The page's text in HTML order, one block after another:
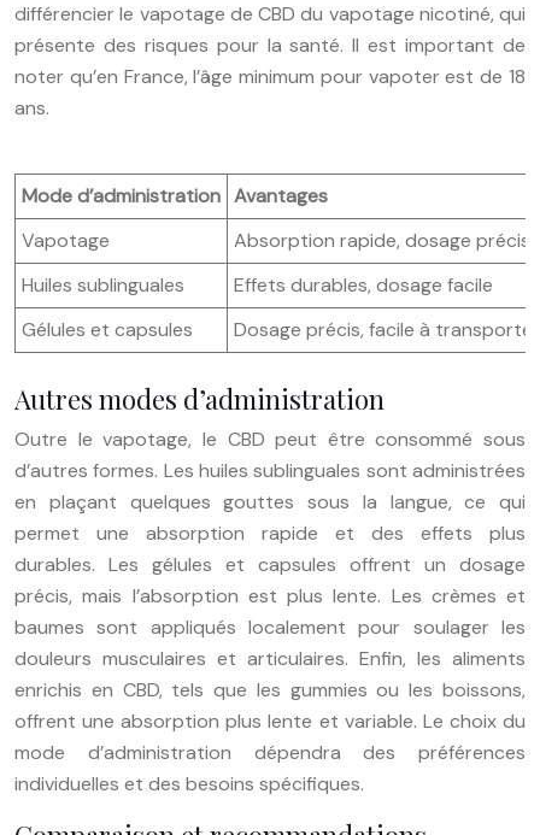
différencier le vapotage de CBD du vapotage nicotiné, qui
présente des risques pour la santé. Il est important de
noter qu’en France, l’âge minimum pour vapoter est de 18
ans.
Mode d’administration Avantages
Vapotage
Absorption rapide, dosage
Huiles sublinguales
Effets durables, dosage facile
Gélules et capsules
Dosage précis, facile à transporter
Autres modes d’administration
Outre le vapotage, le CBD peut être consommé sous
d’autres formes. Les huiles sublinguales sont administrées
en plaçant quelques gouttes sous la langue, ce qui
permet une absorption rapide et des effets plus
durables. Les gélules et capsules offrent un dosage
précis, mais l’absorption est plus lente. Les crèmes et
baumes sont appliqués localement pour soulager les
douleurs musculaires et articulaires. Enfin, les aliments
enrichis en CBD, tels que les gummies ou les boissons,
offrent une absorption plus lente et variable. Le choix du
mode d’administration dépendra des préférences
individuelles et des besoins spécifiques.